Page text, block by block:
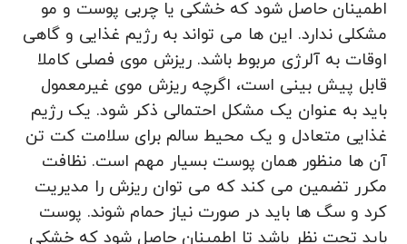
اطمینان حاصل شود که خشکی یا چربی پوست و مو
مشکلی ندارد. این ها می تواند به رژیم غذایی و گاهی
اوقات به آلرژی مربوط باشد. ریزش موی فصلی کاملا
قابل پیش بینی است، اگرچه ریزش موی غیرمعمول
باید به عنوان یک مشکل احتمالی ذکر شود. یک رژیم
غذایی متعادل و یک محیط سالم برای سلامت کت تن
آن ها منظور همان پوست بسیار مهم است. نظافت
مکرر تضمین می کند که می توان ریزش را مدیریت
کرد و سگ ها باید در صورت نیاز حمام شوند. پوست
باید تحت نظر باشد تا اطمینان حاصل شود که خشکی